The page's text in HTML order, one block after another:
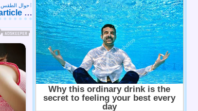
Météo ٱحوال الطقس
…